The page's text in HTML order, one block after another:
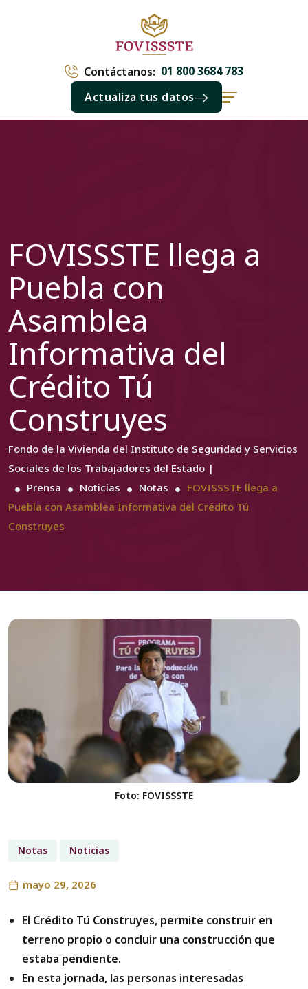
Contáctanos: 01 800 3684 783
Actualiza tus datos
FOVISSSTE llega a
Puebla con
Asamblea
Informativa del
Crédito Tú
Construyes
Fondo de la Vivienda del Instituto de Seguridad y Servicios
Sociales de los Trabajadores del Estado |
Prensa
Noticias Notas
FOVISSSTE llega a
Puebla con Asamblea Informativa del Crédito Tú
Construyes
Foto: FOVISSSTE
Notas Noticias
mayo 29, 2026
El Crédito Tú Construyes, permite construir en
terreno propio o concluir una construcción que
estaba pendiente.
En esta jornada, las personas interesadas